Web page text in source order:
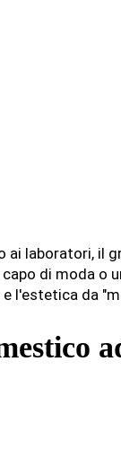
ai laboratori, il
di moda o
l'estetica da